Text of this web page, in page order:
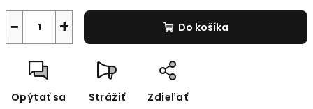
+
− Do košíka
Opýtať sa Strážiť Zdieľať